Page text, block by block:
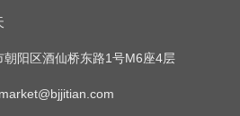
朝阳区酒仙桥东路1号M6座4层